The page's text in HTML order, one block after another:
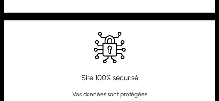
Site 100% sécurisé
Vos données sont protégées